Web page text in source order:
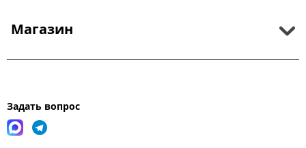
Магазин
Задать вопрос